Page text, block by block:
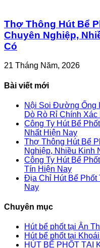
Thợ Thông Hút Bể
Chuyên Nghiệp,
Có
21 Tháng Năm, 2026
Bài viết mới
Nội Soi Đường Ống
Dò Rò Rỉ Chính
Công Ty Hút Bể
Nhất Hiện Nay
Thợ Thông Hút Bể
Nghiệp, Nhiều Kinh
Công Ty Hút Bể
Tín Hiện Nay
Địa Chỉ Hút Bể Phốt
Nay
Chuyên mục
Hút bể phốt tại Ân
Hút bể phốt tại
HÚT BỂ PHỐT TẠI